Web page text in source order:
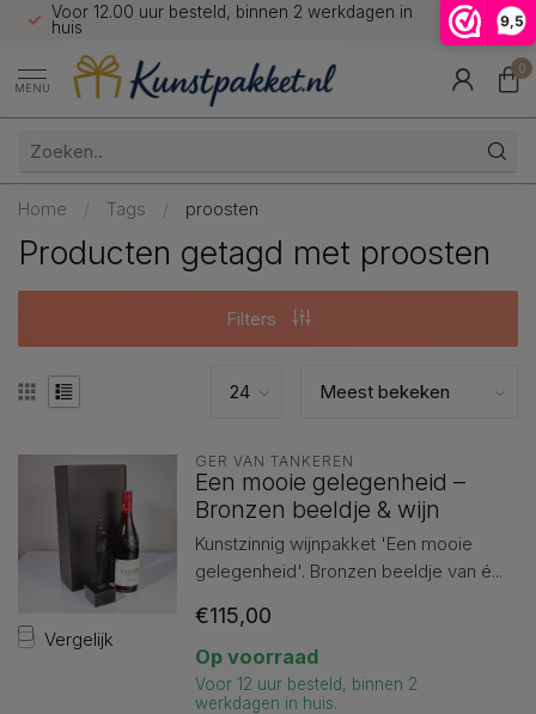
9,5
Voor 12.00 uur besteld, binnen 2 werkdagen in
huis
7 dagen
9.5
MENU
0
Home / Tags / proosten
Producten getagd met proosten
Filters
Vergelijk
GER VAN TANKEREN
Een mooie gelegenheid –
Bronzen beeldje & wijn
Kunstzinnig wijnpakket 'Een mooie
gelegenheid'. Bronzen beeldje van é...
€115,00
Op voorraad
Voor 12 uur besteld, binnen 2
werkdagen in huis.